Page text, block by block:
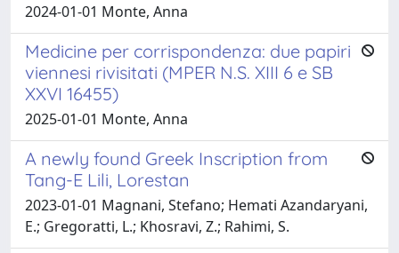
2024-01-01 Monte, Anna
Medicine per corrispondenza: due papiri
viennesi rivisitati (MPER N.S. XIII 6 e SB
XXVI 16455)
2025-01-01 Monte, Anna
A newly found Greek Inscription from
Tang-E Lili, Lorestan
2023-01-01 Magnani, Stefano; Hemati Azandaryani,
E.; Gregoratti, L.; Khosravi, Z.; Rahimi, S.